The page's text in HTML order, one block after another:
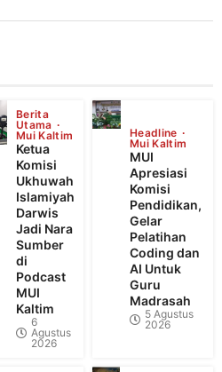
Berita
Utama
Mui Kaltim
Ketua
Komisi
Ukhuwah
Islamiyah
Darwis
Jadi Nara
Sumber
di
Podcast
MUI
Kaltim
6
Agustus
2026
Headline
Mui Kaltim
MUI
Apresiasi
Komisi
Pendidikan,
Gelar
Pelatihan
Coding dan
AI Untuk
Guru
Madrasah
5 Agustus
2026